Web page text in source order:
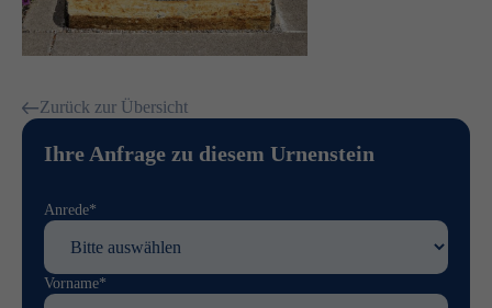
Zurück zur Übersicht
Ihre Anfrage zu diesem Urnenstein
Anrede*
Vorname*